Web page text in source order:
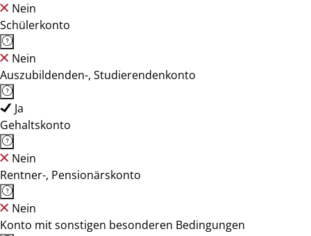
Nein
Schülerkonto
Nein
Auszubildenden-, Studierendenkonto
Ja
Gehaltskonto
Nein
Rentner-, Pensionärskonto
Nein
Konto mit sonstigen besonderen Bedingungen